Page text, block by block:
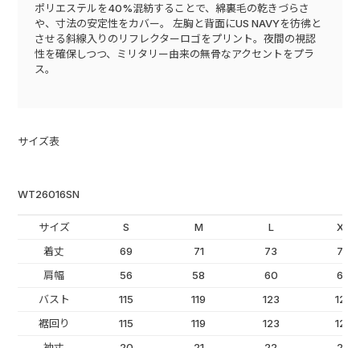
ポリエステルを40%混紡することで、綿裏毛の乾きづらさ
や、寸法の安定性をカバー。 左胸と背面にUS NAVYを彷彿と
させる斜線入りのリフレクターロゴをプリント。夜間の視認
性を確保しつつ、ミリタリー由来の無骨なアクセントをプラ
ス。
サイズ表
WT26016SN
サイズ S M L
XL
着丈
69 71 73
75
肩幅
56 58 60
62
バスト
115 119 123
127
裾回り
115 119 123
127